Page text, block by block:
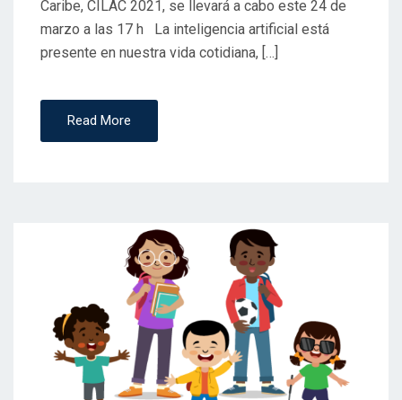
Caribe, CILAC 2021, se llevará a cabo este 24 de
marzo a las 17 h La inteligencia artificial está
presente en nuestra vida cotidiana, […]
Read More